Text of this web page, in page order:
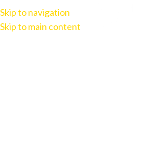
Skip to navigation
Skip to main content